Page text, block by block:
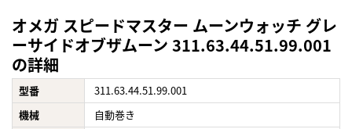
オメガ スピードマスター ムーンウォッチ グレ
ーサイドオブザムーン 311.63.44.51.99.001
の詳細
型番
311.63.44.51.99.001
機械
自動巻き